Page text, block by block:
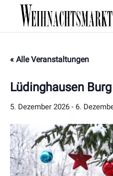
« Alle Veranstaltungen
Lüdinghausen Burg
5. Dezember 2026 - 6.